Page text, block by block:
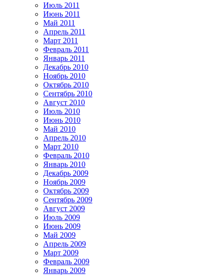
Июль 2011
Июнь 2011
Май 2011
Апрель 2011
Март 2011
Февраль 2011
Январь 2011
Декабрь 2010
Ноябрь 2010
Октябрь 2010
Сентябрь 2010
Август 2010
Июль 2010
Июнь 2010
Май 2010
Апрель 2010
Март 2010
Февраль 2010
Январь 2010
Декабрь 2009
Ноябрь 2009
Октябрь 2009
Сентябрь 2009
Август 2009
Июль 2009
Июнь 2009
Май 2009
Апрель 2009
Март 2009
Февраль 2009
Январь 2009